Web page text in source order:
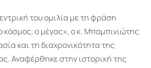
του ομιλία με τη φράση
κόσμος, ο μέγας», ο κ. Μπαμπινιώτης
και τη διαχρονικότητα της
Αναφέρθηκε στην ιστορική της